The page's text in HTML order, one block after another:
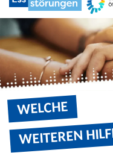
WELCHE
Zu den Social Media Links
WELCHE
WEITEREN